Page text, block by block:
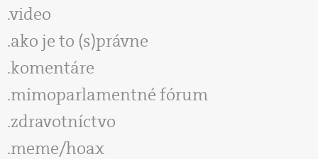
video
ako je to (s)právne
komentáre
mimoparlamentné fórum
zdravotníctvo
meme/hoax